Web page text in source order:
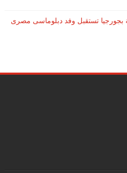
بجورجيا تستقبل وفد دبلوماسى مصرى